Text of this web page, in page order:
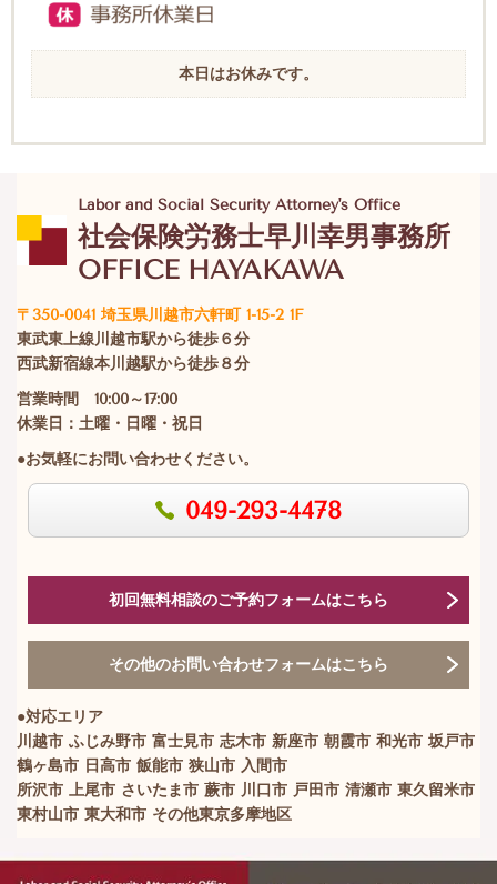
本日はお休みです。
Labor and Social Security Attorney's Office
社会保険労務士早川幸男事務所
OFFICE HAYAKAWA
〒350-0041 埼玉県川越市六軒町 1-15-2 1F
東武東上線川越市駅から徒歩６分
西武新宿線本川越駅から徒歩８分
営業時間 10:00～17:00
休業日：土曜・日曜・祝日
●お気軽にお問い合わせください。
049-293-4478
初回無料相談のご予約フォームはこちら
その他のお問い合わせフォームはこちら
●対応エリア
川越市 ふじみ野市 富士見市 志木市 新座市 朝霞市 和光市 坂戸市
鶴ヶ島市 日高市 飯能市 狭山市 入間市
所沢市 上尾市 さいたま市 蕨市 川口市 戸田市 清瀬市 東久留米市
東村山市 東大和市 その他東京多摩地区